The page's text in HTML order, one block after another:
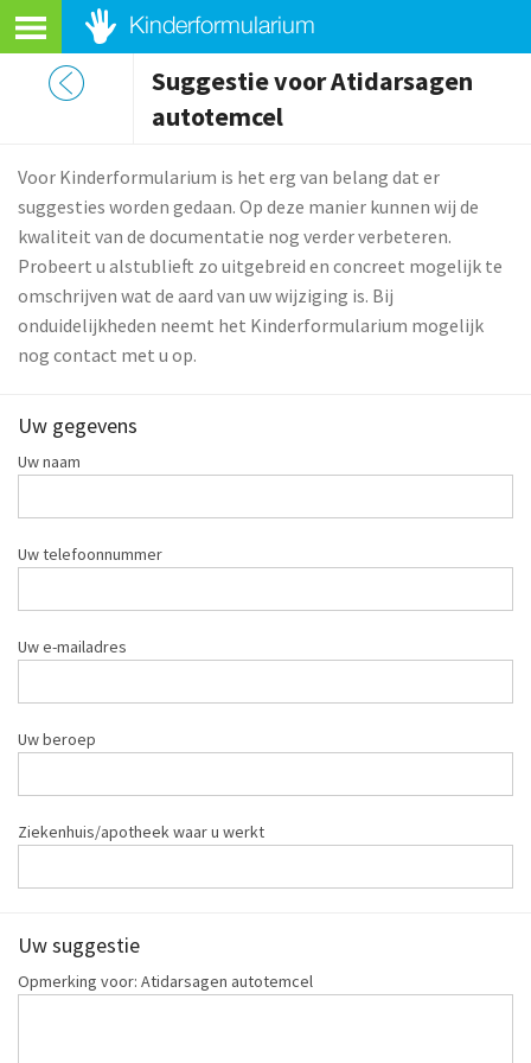
Suggestie voor Atidarsagen
autotemcel
Voor Kinderformularium is het erg van belang dat er
suggesties worden gedaan. Op deze manier kunnen wij de
kwaliteit van de documentatie nog verder verbeteren.
Probeert u alstublieft zo uitgebreid en concreet mogelijk te
omschrijven wat de aard van uw wijziging is. Bij
onduidelijkheden neemt het Kinderformularium mogelijk
nog contact met u op.
Uw gegevens
Uw naam
Uw telefoonnummer
Uw e-mailadres
Uw beroep
Ziekenhuis/apotheek waar u werkt
Uw suggestie
Opmerking voor: Atidarsagen autotemcel